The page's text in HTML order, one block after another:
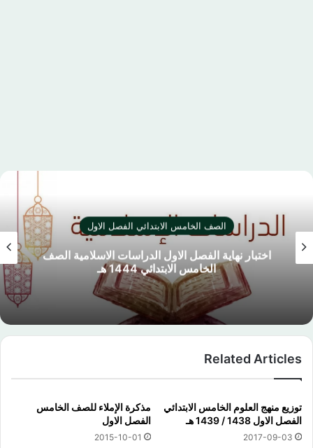
الصف الخامس الابتدائي الفصل الاول
اختبار نهاية الفصل الاول الدراسات الاسلامية الصف
الخامس الابتدائي 1444 هـ
Related Articles
توزيع منهج العلوم الخامس الابتدائي
الفصل الاول 1438 / 1439 هـ
2017-09-03
مذكرة الإملاء للصف الخامس
الفصل الاول
2015-10-01